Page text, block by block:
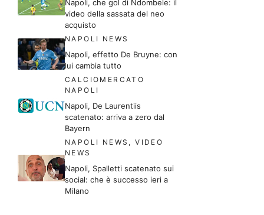
Napoli, che gol di Ndombele: il
video della sassata del neo
acquisto
NAPOLI NEWS
Napoli, effetto De Bruyne: con
lui cambia tutto
CALCIOMERCATO
NAPOLI
Napoli, De Laurentiis
scatenato: arriva a zero dal
Bayern
NAPOLI NEWS ,VIDEO
NEWS
Napoli, Spalletti scatenato sui
social: che è successo ieri a
Milano